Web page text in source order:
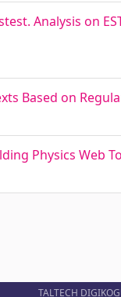
Analysis on
Based on
Physics Web
TALTECH